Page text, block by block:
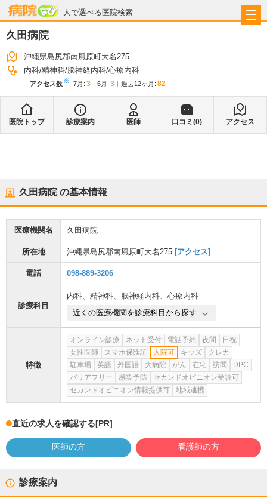
人で選べる医院検索
病院なび
久田病院
沖縄県島尻郡南風原町大名275
内科 精神科 脳神経内科 心療内科
アクセス数※ 7月 : 3 6月 : 3 過去12ヶ月: 82
医院トップ 診療案内 医師 口コミ(0) アクセス
久田病院の基本情報
医療機関名 久田病院
所在地 沖縄県島尻郡南風原町大名275 [アクセス]
電話 098-889-3206
診療科目
内科、 精神科、 脳神経内科、 心療内科
近くの医療機関を診療科目から探す
特徴
オンライン診療 ネット受付 電話予約 夜間
日祝
女性医師
スマホ保険証 入院可 キッズ
クレカ
駐車場
英語 外国語 大病院 がん 在宅 訪問
DPC
バリアフリー
感染予防
セカンドオピニオン受診可
セカンドオピニオン情報提供可
地域連携
直近の求人を確認する[PR]
医師の方 看護師の方
診療案内